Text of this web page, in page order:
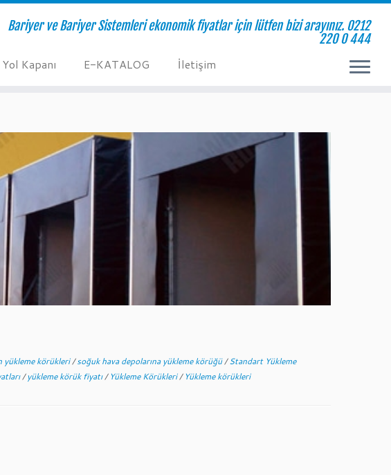
Bariyer ve Bariyer Sistemleri ekonomik fiyatlar için lütfen bizi arayınız. 0212
220 0 444
Kapanı E-KATALOG İletişim
yükleme körükleri/soğuk hava depolarına yükleme körüğü/Standart Yükleme
/yükleme körük fiyatı/ Yükleme Körükleri/ Yükleme körükleri